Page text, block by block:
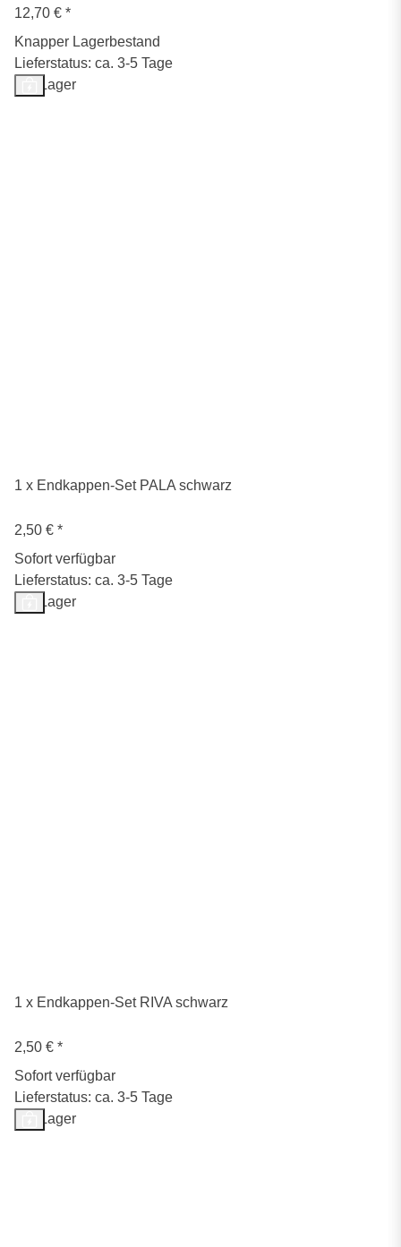
12,70 € *
Knapper Lagerbestand
Lieferstatus: ca. 3-5 Tage
Auf Lager
1 x Endkappen-Set PALA schwarz
2,50 € *
Sofort verfügbar
Lieferstatus: ca. 3-5 Tage
Auf Lager
1 x Endkappen-Set RIVA schwarz
2,50 € *
Sofort verfügbar
Lieferstatus: ca. 3-5 Tage
Auf Lager